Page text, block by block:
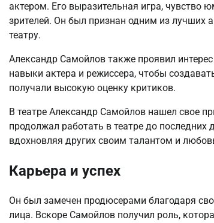
актером. Его выразительная игра,
зрителей. Он был признан одним из лучших
театру.
Александр Самойлов также проявил
навыки актера и режиссера, чтобы
получали высокую оценку критиков.
В театре Александр Самойлов нашел свое
продолжал работать в театре до
вдохновляя других своим талантом и
Карьера и успех
Он был замечен продюсерами благодаря
лица. Вскоре Самойлов получил роль,